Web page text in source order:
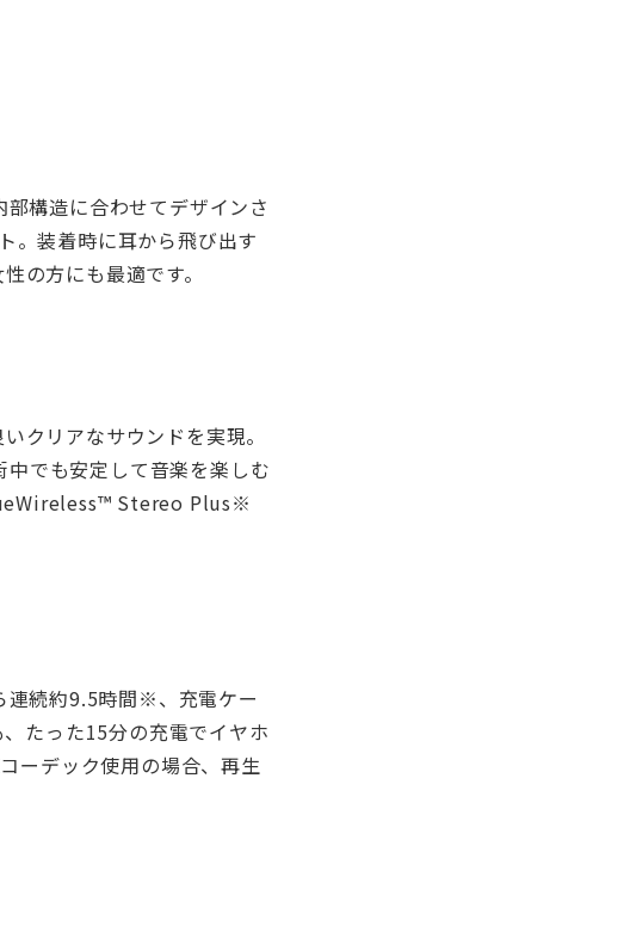
構造に合わせてデザインさ
。装着時に耳から飛び出す
の方にも最適です。
クリアなサウンドを実現。
でも安定して音楽を楽しむ
Stereo Plus※
連続約9.5時間※、充電ケー
たった15分の充電でイヤホ
ーデック使用の場合、再生